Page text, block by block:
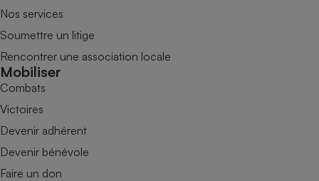
Nos services
Soumettre un litige
Rencontrer une association locale
Mobiliser
Combats
Victoires
Devenir adhérent
Devenir bénévole
Faire un don